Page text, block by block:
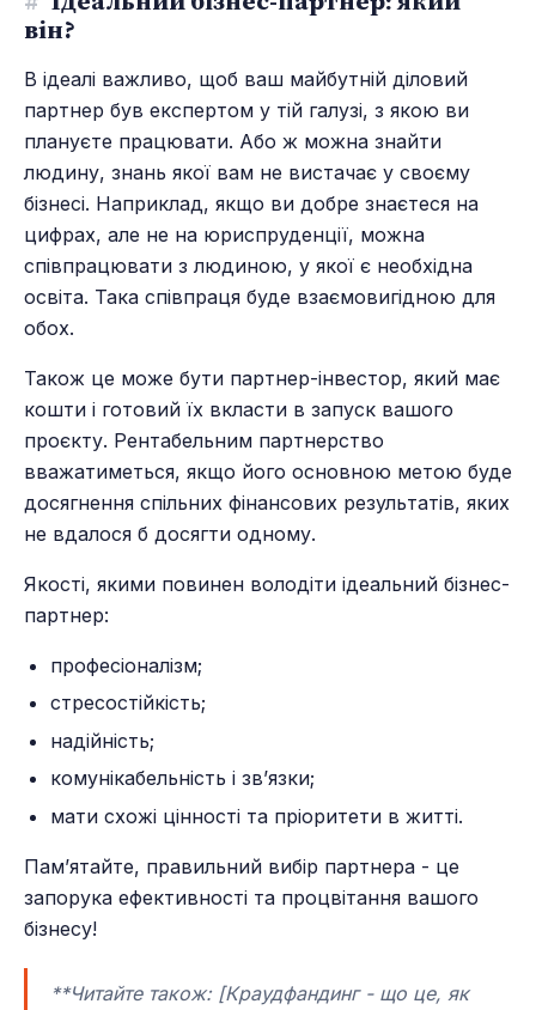
він?
В ідеалі важливо, щоб ваш майбутній діловий
партнер був експертом у тій галузі, з якою ви
плануєте працювати. Або ж можна знайти
людину, знань якої вам не вистачає у своєму
бізнесі. Наприклад, якщо ви добре знаєтеся на
цифрах, але не на юриспруденції, можна
співпрацювати з людиною, у якої є необхідна
освіта. Така співпраця буде взаємовигідною для
обох.
Також це може бути партнер-інвестор, який має
кошти і готовий їх вкласти в запуск вашого
проєкту. Рентабельним партнерство
вважатиметься, якщо його основною метою буде
досягнення спільних фінансових результатів, яких
не вдалося б досягти одному.
Якості, якими повинен володіти ідеальний бізнес-
партнер:
професіоналізм;
стресостійкість;
надійність;
комунікабельність і зв’язки;
мати схожі цінності та пріоритети в житті.
Пам’ятайте, правильний вибір партнера - це
запорука ефективності та процвітання вашого
бізнесу!
**Читайте також: [Краудфандинг - що це, як